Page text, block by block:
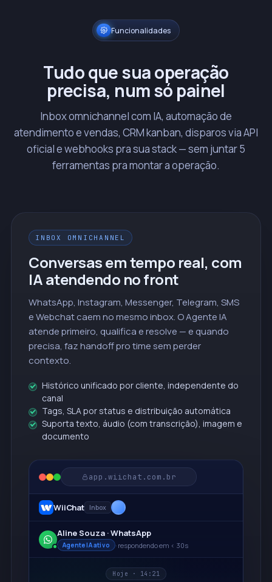
Funcionalidades
Tudo que sua operação
precisa, num só painel
Inbox omnichannel com IA, automação de
atendimento e vendas, CRM kanban, disparos via API
oficial e webhooks pra sua stack — sem juntar 5
ferramentas pra montar a operação.
INBOX OMNICHANNEL
Conversas em tempo real, com
IA atendendo no front
WhatsApp, Instagram, Messenger, Telegram, SMS
e Webchat caem no mesmo inbox. O Agente IA
atende primeiro, qualifica e resolve — e quando
precisa, faz handoff pro time sem perder
contexto.
Histórico unificado por cliente, independente do
canal
Tags, SLA por status e distribuição automática
Suporta texto, áudio (com transcrição), imagem e
documento
app.wiichat.com.br
WiiChat Inbox
Aline Souza · WhatsApp
Agente IA ativo · respondendo em < 30s
Hoje · 14:21